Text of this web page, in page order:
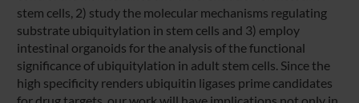
stem cells, 2) study the molecular mechanisms regulating
substrate ubiquitylation in stem cells and 3) employ
intestinal organoids for the analysis of the functional
significance of ubiquitylation in adult stem cells. Since the
high specificity renders ubiquitin ligases prime candidates